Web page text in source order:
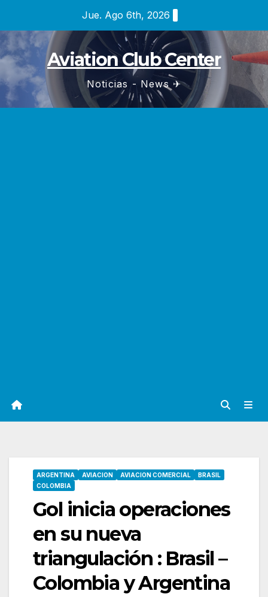
contenido
Jue. Ago 6th, 2026
Aviation Club Center
Noticias - News ✈
ARGENTINA AVIACION AVIACION COMERCIAL
BRASIL
COLOMBIA
Gol inicia operaciones
en su nueva
triangulación : Brasil –
Colombia y Argentina